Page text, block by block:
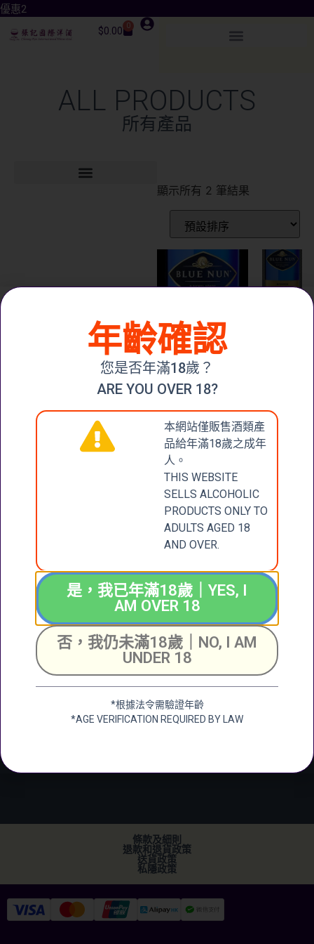
優惠2
$0.00 0
ALL PRODUCTS
所有產品
顯示所有 2 筆結果
BLUE NUN
GEWÜRZTRAMINER
2020
加入購物車
車
CONTACT
+852 6388 4444
張記國際洋酒有限公
司
CHEUNG KEE
WINES LIMITED
新界大圍成運道25-27
號成全工業大廈地下2
號舖
Unit 2, G/F, Shing
Building, 25 Shing
Wan Road, Tai Wai,
New Territerory
條款及細則
退款和退貨政策
送貨政策
私隱政策
年齡確認
您是否年滿18歲？
ARE YOU OVER 18?
本網站僅販售酒類產
品給年滿18歲之成年
人。
THIS WEBSITE
SELLS ALCOHOLIC
PRODUCTS ONLY TO
ADULTS AGED 18
AND OVER.
是，我已年滿18歲｜YES, I
AM OVER 18
否，我仍未滿18歲｜NO, I AM
UNDER 18
*根據法令需驗證年齡
*AGE VERIFICATION REQUIRED BY LAW